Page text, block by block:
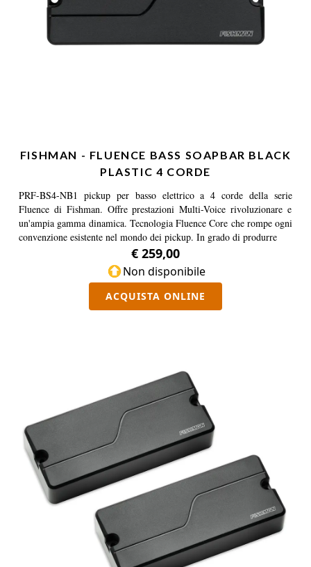
FISHMAN - FLUENCE BASS SOAPBAR BLACK
PLASTIC 4 CORDE
PRF-BS4-NB1 pickup per basso elettrico a 4 corde della serie
Fluence di Fishman. Offre prestazioni Multi-Voice rivoluzionare e
un'ampia gamma dinamica. Tecnologia Fluence Core che rompe ogni
convenzione esistente nel mondo dei pickup. In grado di produrre
€ 259,00
Non disponibile
ACQUISTA ONLINE